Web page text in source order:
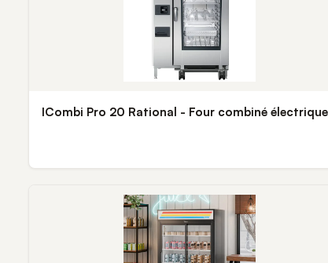
ICombi Pro 20 Rational - Four combiné électrique